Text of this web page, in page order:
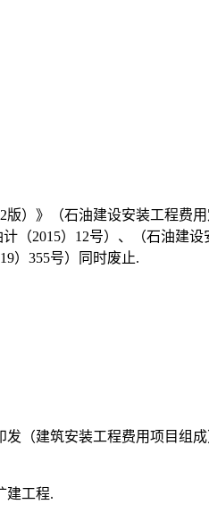
）》（石油建设安装工程费
（2015）12号）、（石油建设
）355号）同时废止.
（建筑安装工程费用项目组
建工程.